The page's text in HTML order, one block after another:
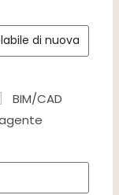
BIM/CAD